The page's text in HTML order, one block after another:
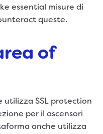
essential misure di
queste.
of
utilizza SSL protection
per il ascensori
anche utilizza